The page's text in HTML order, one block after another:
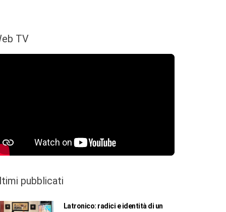
TV
pubblicati
Latronico: radici e identità di un